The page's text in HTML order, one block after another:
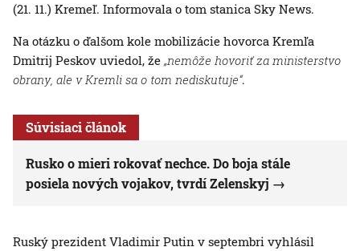
(21. 11.) Kremeľ. Informovala o tom stanica Sky News.
Na otázku o ďalšom kole mobilizácie hovorca Kremľa
Dmitrij Peskov uviedol, že „nemôže hovoriť za ministerstvo
obrany, ale v Kremli sa o tom nediskutuje“.
Súvisiaci článok
Rusko o mieri rokovať nechce. Do boja stále
posiela nových vojakov, tvrdí Zelenskyj
Ruský prezident Vladimir Putin v septembri vyhlásil